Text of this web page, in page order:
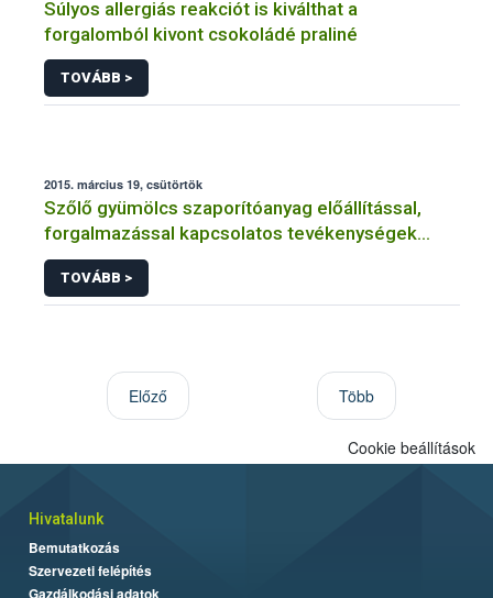
Súlyos allergiás reakciót is kiválthat a
forgalomból kivont csokoládé praliné
TOVÁBB >
2015. március 19, csütörtök
Szőlő gyümölcs szaporítóanyag előállítással,
forgalmazással kapcsolatos tevékenységek
engedélyezése, nyilvántartásba vétele
TOVÁBB >
Előző Több
Cookie beállítások
Hivatalunk
Bemutatkozás
Szervezeti felépítés
Gazdálkodási adatok